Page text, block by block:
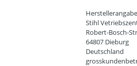
Stihl
Robert-Bosch-
64807 Dieburg
Deutschland